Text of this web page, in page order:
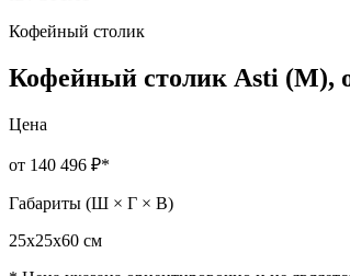
Кофейный столик
Кофейный столик Asti (M),
Цена
от 140 496 ₽*
Габариты (Ш × Г × В)
25х25х60 cм